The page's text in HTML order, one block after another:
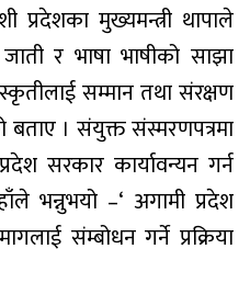
मुख्यमन्त्री थापाले
र भाषा भाषीको साझा
सम्मान तथा संरक्षण
बताए । संयुक्त संस्मरणपत्रमा
सरकार कार्यावन्यन गर्न
भन्नुभयो –‘ अगामी प्रदेश
संम्बोधन गर्ने प्रक्रिया